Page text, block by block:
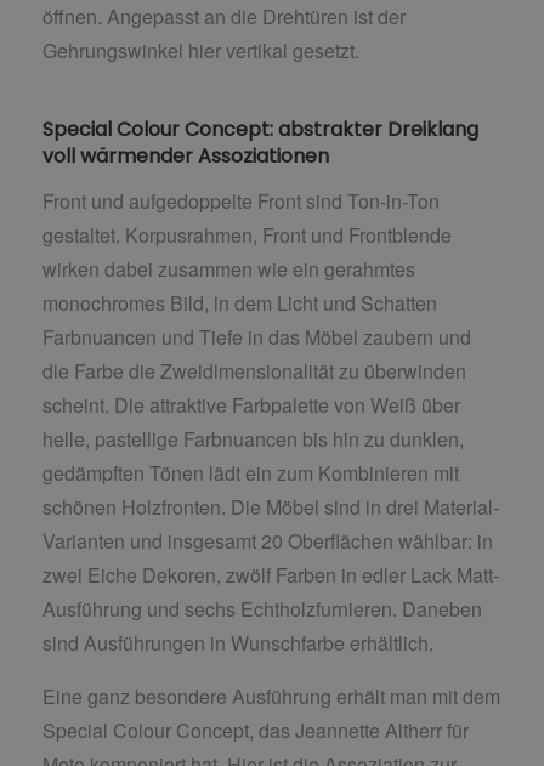
öffnen. Angepasst an die Drehtüren ist der
Gehrungswinkel hier vertikal gesetzt.
Special Colour Concept: abstrakter Dreiklang
voll wärmender Assoziationen
Front und aufgedoppelte Front sind Ton-in-Ton
gestaltet. Korpusrahmen, Front und Frontblende
wirken dabei zusammen wie ein gerahmtes
monochromes Bild, in dem Licht und Schatten
Farbnuancen und Tiefe in das Möbel zaubern und
die Farbe die Zweidimensionalität zu überwinden
scheint. Die attraktive Farbpalette von Weiß über
helle, pastellige Farbnuancen bis hin zu dunklen,
gedämpften Tönen lädt ein zum Kombinieren mit
schönen Holzfronten. Die Möbel sind in drei Material-
Varianten und insgesamt 20 Oberflächen wählbar: in
zwei Eiche Dekoren, zwölf Farben in edler Lack Matt-
Ausführung und sechs Echtholzfurnieren. Daneben
sind Ausführungen in Wunschfarbe erhältlich.
Eine ganz besondere Ausführung erhält man mit dem
Special Colour Concept, das Jeannette Altherr für